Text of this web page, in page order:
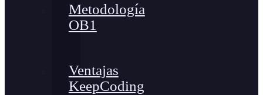
Metodología
OB1
Ventajas
KeepCoding